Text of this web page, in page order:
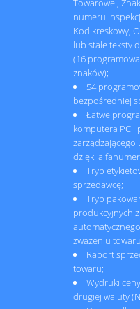
Towarowej,
numeru
Kod kreskowy,
lub stałe teksty
(16
znaków);
54
bezpośredniej
Łatwe
komputera PC i
zarządzającego
dzięki
Tryb
sprzedawcę;
Tryb
produkcyjnych
zważeniu
Raport
towaru;
Wydruki
drugiej waluty